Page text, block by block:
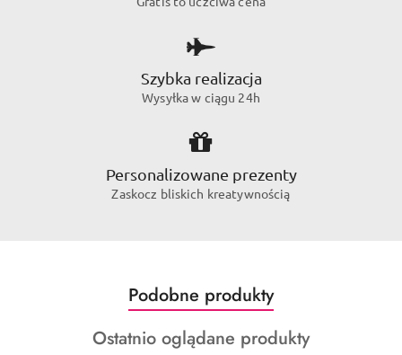
Szybka realizacja
Wysyłka w ciągu 24h
Personalizowane prezenty
Zaskocz bliskich kreatywnością
Pomiń karuzelę produktów
Produkty
o
statusie:
Podobne produkty
Produkty
Ostatnio oglądane produkty